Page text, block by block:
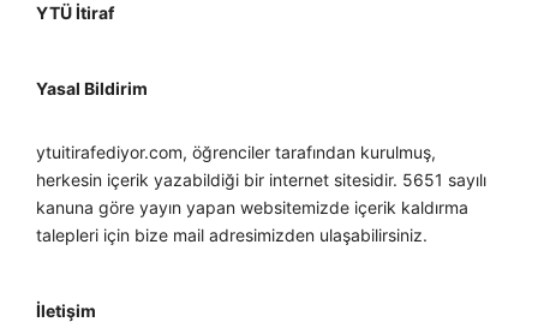
YTÜ İtiraf
Yasal Bildirim
ytuitirafediyor.com, öğrenciler tarafından kurulmuş,
herkesin içerik yazabildiği bir internet sitesidir. 5651 sayılı
kanuna göre yayın yapan websitemizde içerik kaldırma
talepleri için bize mail adresimizden ulaşabilirsiniz.
İletişim